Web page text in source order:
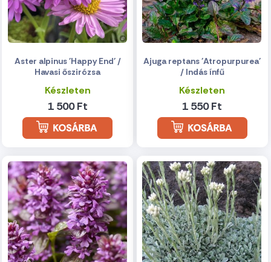
Aster alpinus 'Happy End' /
Havasi őszirózsa
Készleten
1 500 Ft
Ajuga reptans 'Atropurpurea'
/ Indás ínfű
Készleten
1 550 Ft